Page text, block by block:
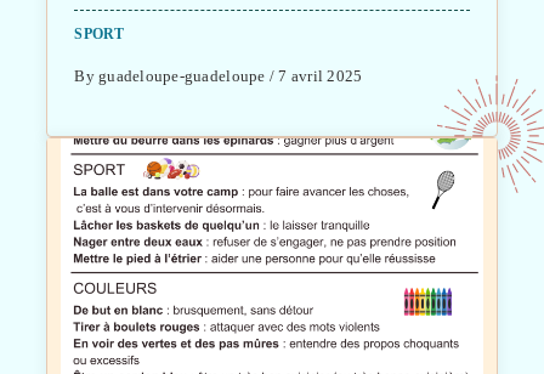
SPORT
By guadeloupe-guadeloupe / 7 avril 2025